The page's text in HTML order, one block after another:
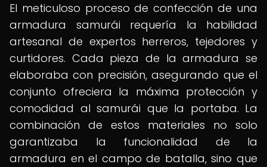
El meticuloso proceso de confección de una
armadura samurái requería la habilidad
artesanal de expertos herreros, tejedores y
curtidores. Cada pieza de la armadura se
elaboraba con precisión, asegurando que el
conjunto ofreciera la máxima protección y
comodidad al samurái que la portaba. La
combinación de estos materiales no solo
garantizaba la funcionalidad de la
armadura en el campo de batalla, sino que